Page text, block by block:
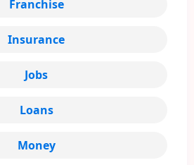
Franchise
Insurance
Jobs
Loans
Money